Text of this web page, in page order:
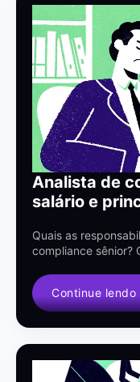
Analista de
salário e
Quais as
compliance sênior?
Continue lendo